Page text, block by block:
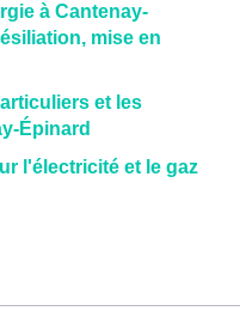
à Cantenay-
mise en
et les
Épinard
l'électricité et le gaz